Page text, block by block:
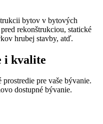
bytov v bytových
rekonštrukciou, statické
hrubej stavby, atď.
i kvalite
pre vaše bývanie.
dostupné bývanie.